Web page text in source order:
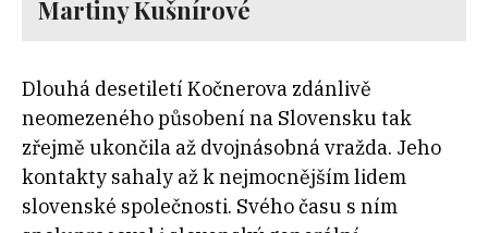
Martiny Kušnírové
Dlouhá desetiletí Kočnerova zdánlivě
neomezeného působení na Slovensku tak
zřejmě ukončila až dvojnásobná vražda. Jeho
kontakty sahaly až k nejmocnějším lidem
slovenské společnosti. Svého času s ním